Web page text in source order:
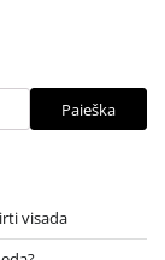
Paieška
visada